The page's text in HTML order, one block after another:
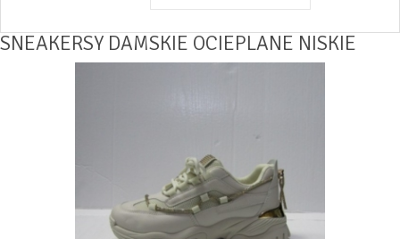
SNEAKERSY DAMSKIE OCIEPLANE NISKIE